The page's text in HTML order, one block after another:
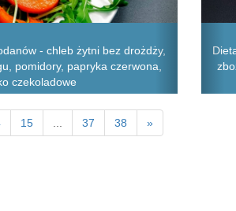
- chleb żytni bez drożdży,
pomidory, papryka czerwona,
czekoladowe
15 ... 37 38 »